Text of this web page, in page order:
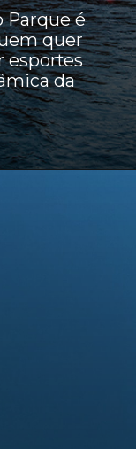
Parque é
quer
esportes
da